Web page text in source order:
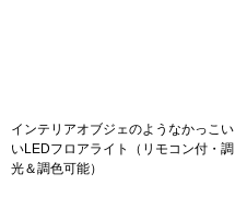
インテリアオブジェのようなかっこい
いLEDフロアライト（リモコン付・調
光＆調色可能）